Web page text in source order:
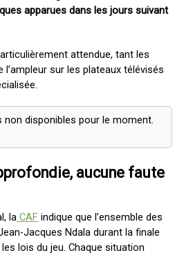
apparues dans les jours suivant
attendue, tant les
l’ampleur sur les plateaux télévisés
non disponibles pour le moment.
aucune faute
la CAF indique que l’ensemble des
Jacques Ndala durant la finale
lois du jeu. Chaque situation